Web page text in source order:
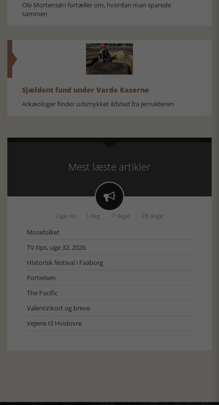
Ole Mortensøn fortæller om, hvordan man sparede
sammen
Sjældent fund under Varde Kaserne
Arkæologer finder udsmykket ildsted fra jernalderen
Mest læste artikler

Lige nu I dag 7 dage 28 dage
Mosefolket
TV-tips, uge 32, 2026
Historisk festival i Faaborg
Fortielsen
The Pacific
Valentinkort og breve
Vejene til Hvidovre